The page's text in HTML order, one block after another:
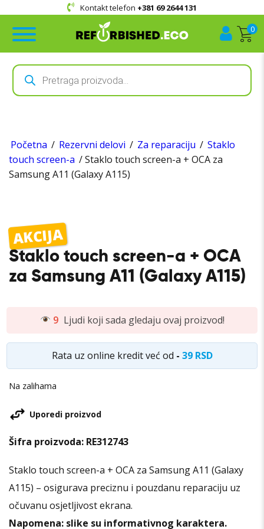
Kontakt telefon +381 69 2644 131
0
Products
search
Početna / Rezervni delovi / Za reparaciju / Staklo
touch screen-a / Staklo touch screen-a + OCA za
Samsung A11 (Galaxy A115)
9 Ljudi koji sada gledaju ovaj proizvod!
Rata uz online kredit već od - 39 RSD
AKCIJA
Staklo touch screen-a + OCA
za Samsung A11 (Galaxy A115)
Na zalihama
Staklo touch screen-a + OCA za Samsung A11 (Galaxy
A115) – osigurava preciznu i pouzdanu reparaciju uz
očuvanu osjetljivost ekrana.
Napomena: slike su informativnog karaktera.
Uporedi proizvod
Šifra proizvoda: RE312743